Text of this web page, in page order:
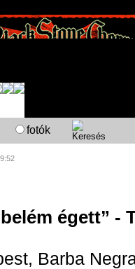
fotók
égett” -
Barba